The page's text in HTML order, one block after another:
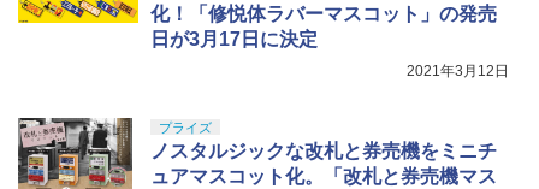
化！「修悦体ラバーマスコット」の発売
日が3月17日に決定
2021年3月12日
プライズ
ノスタルジックな改札と券売機をミニチ
ュアマスコット化。「改札と券売機マス